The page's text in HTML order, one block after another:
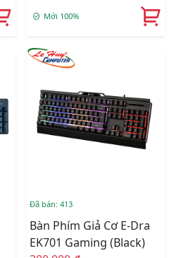
Mới 100%
Đã bán: 413
Bàn Phím Giả Cơ E-Dra
EK701 Gaming (Black)